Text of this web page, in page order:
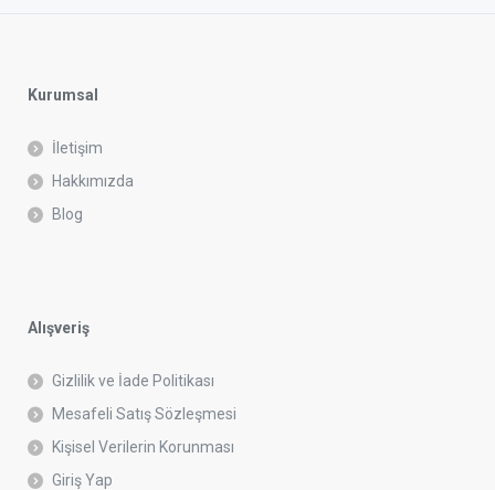
Kurumsal
İletişim
Hakkımızda
Blog
Alışveriş
Gizlilik ve İade Politikası
Mesafeli Satış Sözleşmesi
Kişisel Verilerin Korunması
Giriş Yap